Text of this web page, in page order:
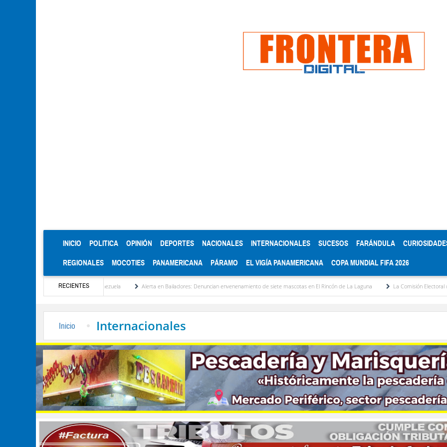
INICIO (CURRENT)
POLITICA OPINIÓN DEPORTES NACIONALES INTERNACIONALES SUCESOS FARÁNDULA
REGIONALES MOCOTIES PANAMERICANA PÁRAMO EL VIGÍA PANAMERICANA COPA MUNDIAL FIFA 2026
RECIENTES
de Venezuela Alerta en Bailadores: Denuncian envenenamiento de siete mascotas en El Rincón de La Laguna La Comisión Electoral del Colegio de
Inicio Internacionales